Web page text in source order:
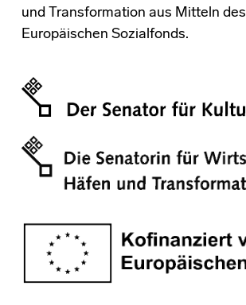
und Transformation aus Mitteln des
Europäischen Sozialfonds.